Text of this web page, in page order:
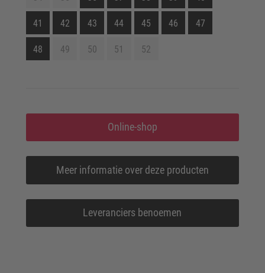
41 42 43 44 45 46 47
48 49 50 51 52
Online-shop
Meer informatie over deze producten
Leveranciers benoemen